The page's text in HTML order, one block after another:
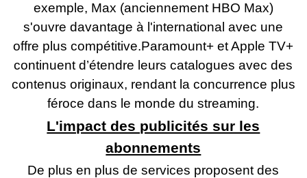
exemple, Max (anciennement HBO Max)
s'ouvre davantage à l'international avec une
offre plus compétitive.Paramount+ et Apple TV+
continuent d’étendre leurs catalogues avec des
contenus originaux, rendant la concurrence plus
féroce dans le monde du streaming.
L'impact des publicités sur les
abonnements
De plus en plus de services proposent des